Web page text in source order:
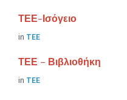
ΤΕΕ-Ισόγειο
in ΤΕΕ
ΤΕΕ – Βιβλιοθήκη
in ΤΕΕ